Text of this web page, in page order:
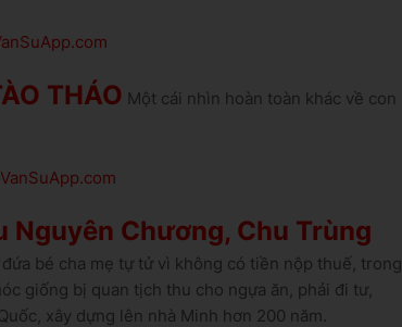
THÁO Một cái nhìn hoàn toàn khác về con
Nguyên Chương, Chu Trùng
bé cha mẹ tự tử vì không có tiền nộp thuế, trong
giống bị quan tịch thu cho ngựa ăn, phải đi tư,
xây dựng lên nhà Minh hơn 200 năm.